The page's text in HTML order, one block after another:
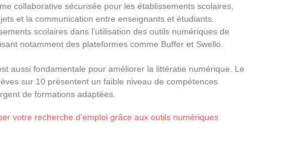
collaborative sécurisée pour les établissements scolaires,
et la communication entre enseignants et étudiants.
scolaires dans l’utilisation des outils numériques de
notamment des plateformes comme Buffer et Swello.
aussi fondamentale pour améliorer la littératie numérique. Le
sur 10 présentent un faible niveau de compétences
de formations adaptées.
votre recherche d'emploi grâce aux outils numériques